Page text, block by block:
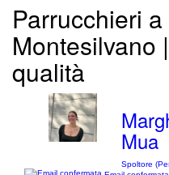
Parrucchieri
Montesilvano
qualità
Mua
Spoltore